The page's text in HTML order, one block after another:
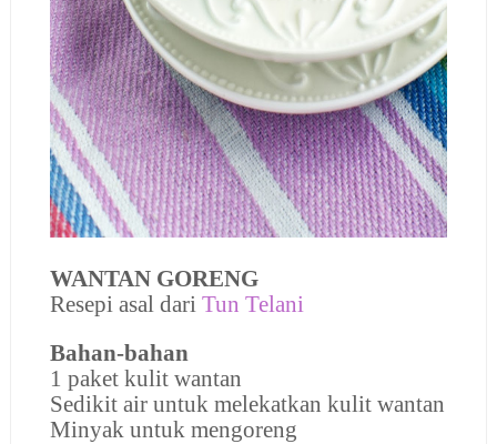
WANTAN GORENG
Resepi asal dari Tun Telani
Bahan-bahan
1 paket kulit wantan
Sedikit air untuk melekatkan kulit wantan
Minyak untuk mengoreng